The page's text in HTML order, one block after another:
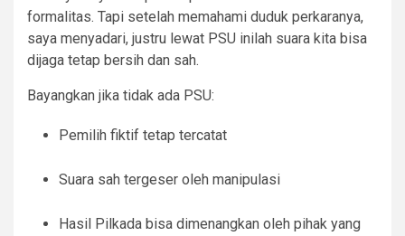
formalitas. Tapi setelah memahami duduk perkaranya,
saya menyadari, justru lewat PSU inilah suara kita bisa
dijaga tetap bersih dan sah.
Bayangkan jika tidak ada PSU:
Pemilih fiktif tetap tercatat
Suara sah tergeser oleh manipulasi
Hasil Pilkada bisa dimenangkan oleh pihak yang